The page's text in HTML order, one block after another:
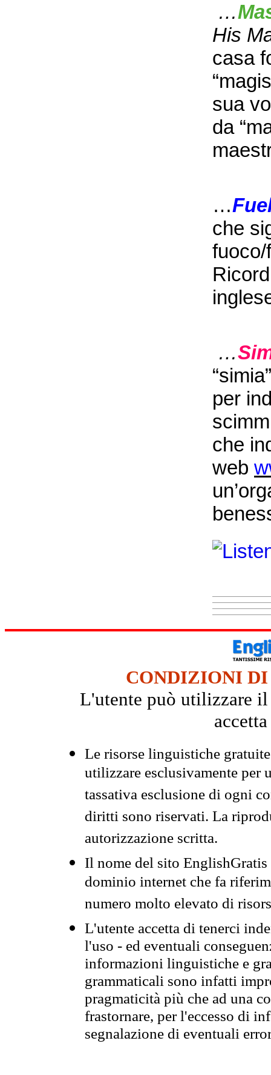
…
His
casa
sua
da
…
che
…
per
che
web
CONDIZIONI DI
L'utente può utilizzare il
Le risorse linguistiche
utilizzare esclusivamente per
tassativa esclusione di ogni
diritti sono riservati. La
autorizzazione scritta.
Il nome del sito
dominio internet che fa
numero molto elevato di
L'utente accetta di tenerci
l'uso - ed eventuali
informazioni linguistiche e
grammaticali sono infatti
pragmaticità più che ad una
frastornare, per l'eccesso di
segnalazione di eventuali